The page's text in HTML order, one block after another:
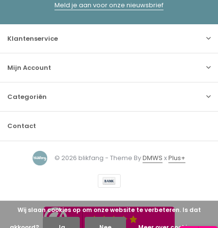
Meld je aan voor onze nieuwsbrief
Klantenservice
Mijn Account
Categoriën
Contact
© 2026 blikfang - Theme ByDMWS xPlus+
Wij slaan cookies op om onze website te verbeteren. Is dat